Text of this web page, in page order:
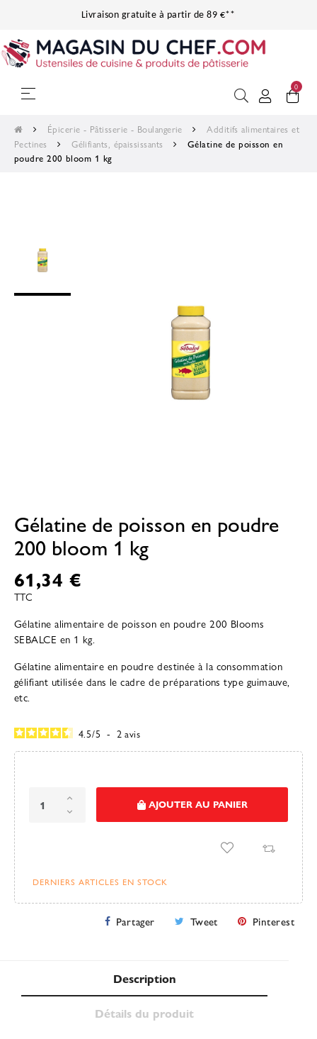
Livraison gratuite à partir de 89 €**
Basculer la navigation
☰ 0
Épicerie - Pâtisserie - Boulangerie
Additifs alimentaires et
Pectines
Gélifiants, épaississants
Gélatine de poisson en
poudre 200 bloom 1 kg
Gélatine de poisson en poudre
200 bloom 1 kg
61,34 €
TTC
Gélatine alimentaire de poisson en poudre 200 Blooms
SEBALCE en 1 kg.
Gélatine alimentaire en poudre destinée à la consommation
gélifiant utilisée dans le cadre de préparations type guimauve,
etc.
4.5/5 - 2avis
AJOUTER AU PANIER
DERNIERS ARTICLES EN STOCK
Partager Tweet Pinterest
Description
Détails du produit